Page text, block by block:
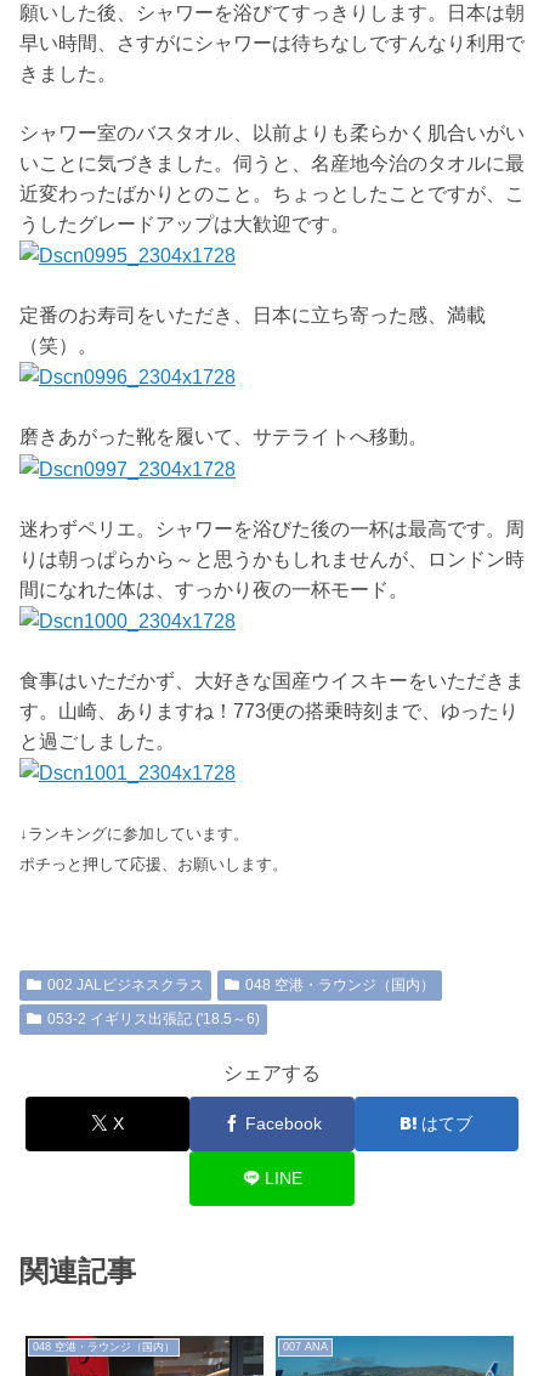
願いした後、シャワーを浴びてすっきりします。日本は朝
早い時間、さすがにシャワーは待ちなしですんなり利用で
きました。
シャワー室のバスタオル、以前よりも柔らかく肌合いがい
いことに気づきました。伺うと、名産地今治のタオルに最
近変わったばかりとのこと。ちょっとしたことですが、こ
うしたグレードアップは大歓迎です。
定番のお寿司をいただき、日本に立ち寄った感、満載
（笑）。
磨きあがった靴を履いて、サテライトへ移動。
迷わずペリエ。シャワーを浴びた後の一杯は最高です。周
りは朝っぱらから～と思うかもしれませんが、ロンドン時
間になれた体は、すっかり夜の一杯モード。
食事はいただかず、大好きな国産ウイスキーをいただきま
す。山崎、ありますね！773便の搭乗時刻まで、ゆったり
と過ごしました。
↓ランキングに参加しています。
ポチっと押して応援、お願いします。
002 JALビジネスクラス
048 空港・ラウンジ（国内）
053-2 イギリス出張記 ('18.5～6)
シェアする
X Facebook はてブ
LINE
関連記事
048 空港・ラウンジ（国内） 007 ANA